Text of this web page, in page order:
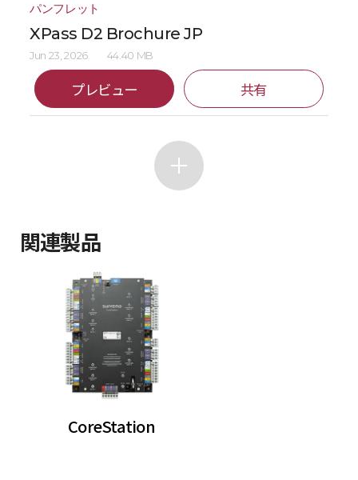
パンフレット
XPass D2 Brochure JP
Jun 23, 2026 44.40 MB
プレビュー 共有
関連製品
CoreStation